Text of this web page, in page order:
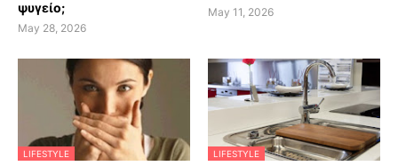
ψυγείο;
May 28, 2026
May 11, 2026
LIFESTYLE LIFESTYLE